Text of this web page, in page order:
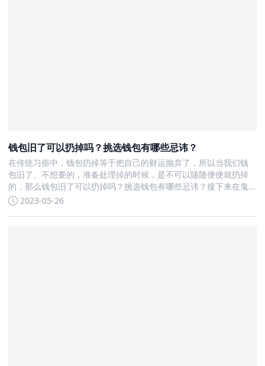
钱包旧了可以扔掉吗？挑选钱包有哪些忌讳？
在传统习俗中，钱包扔掉等于把自己的财运抛弃了，所以当我们钱
包旧了、不想要的，准备处理掉的时候，是不可以随随便便就扔掉
的，那么钱包旧了可以扔掉吗？挑选钱包有哪些忌讳？接下来在鬼
谷子算命网一起来了解更多风水习俗的精彩内容。 钱包旧了可以扔
2023-05-26